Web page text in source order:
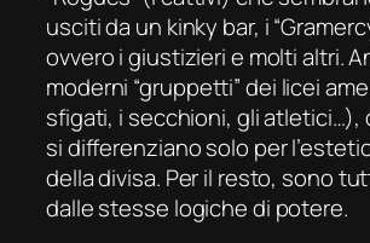
usciti da un kinky bar, i
ovvero i giustizieri e molti altri.
moderni “gruppetti” dei licei
sfigati, i secchioni, gli atletici…),
si differenziano solo per
della divisa. Per il resto, sono
dalle stesse logiche di potere.